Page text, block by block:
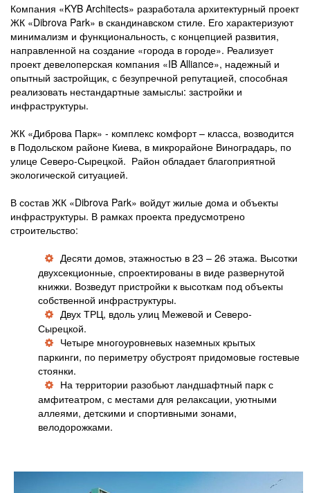
Компания «KYB Architects» разработала архитектурный проект
ЖК «Dibrova Park» в скандинавском стиле. Его характеризуют
минимализм и функциональность, с концепцией развития,
направленной на создание «города в городе». Реализует
проект девелоперская компания «IB Alliance», надежный и
опытный застройщик, с безупречной репутацией, способная
реализовать нестандартные замыслы: застройки и
инфраструктуры.
ЖК «Диброва Парк» - комплекс комфорт – класса, возводится
в Подольском районе Киева, в микрорайоне Виноградарь, по
улице Северо-Сырецкой. Район обладает благоприятной
экологической ситуацией.
В состав ЖК «Dibrova Park» войдут жилые дома и объекты
инфраструктуры. В рамках проекта предусмотрено
строительство:
Десяти домов, этажностью в 23 – 26 этажа. Высотки
двухсекционные, спроектированы в виде развернутой
книжки. Возведут пристройки к высоткам под объекты
собственной инфраструктуры.
Двух ТРЦ, вдоль улиц Межевой и Северо-
Сырецкой.
Четыре многоуровневых наземных крытых
паркинги, по периметру обустроят придомовые гостевые
стоянки.
На территории разобьют ландшафтный парк с
амфитеатром, с местами для релаксации, уютными
аллеями, детскими и спортивными зонами,
велодорожками.